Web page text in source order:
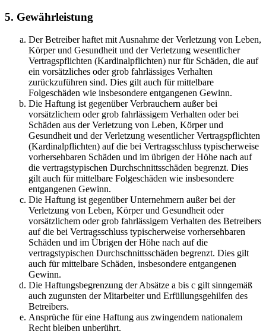
5. Gewährleistung
Der Betreiber haftet mit Ausnahme der Verletzung von Leben,
Körper und Gesundheit und der Verletzung wesentlicher
Vertragspflichten (Kardinalpflichten) nur für Schäden, die auf
ein vorsätzliches oder grob fahrlässiges Verhalten
zurückzuführen sind. Dies gilt auch für mittelbare
Folgeschäden wie insbesondere entgangenen Gewinn.
Die Haftung ist gegenüber Verbrauchern außer bei
vorsätzlichem oder grob fahrlässigem Verhalten oder bei
Schäden aus der Verletzung von Leben, Körper und
Gesundheit und der Verletzung wesentlicher Vertragspflichten
(Kardinalpflichten) auf die bei Vertragsschluss typischerweise
vorhersehbaren Schäden und im übrigen der Höhe nach auf
die vertragstypischen Durchschnittsschäden begrenzt. Dies
gilt auch für mittelbare Folgeschäden wie insbesondere
entgangenen Gewinn.
Die Haftung ist gegenüber Unternehmern außer bei der
Verletzung von Leben, Körper und Gesundheit oder
vorsätzlichem oder grob fahrlässigem Verhalten des Betreibers
auf die bei Vertragsschluss typischerweise vorhersehbaren
Schäden und im Übrigen der Höhe nach auf die
vertragstypischen Durchschnittsschäden begrenzt. Dies gilt
auch für mittelbare Schäden, insbesondere entgangenen
Gewinn.
Die Haftungsbegrenzung der Absätze a bis c gilt sinngemäß
auch zugunsten der Mitarbeiter und Erfüllungsgehilfen des
Betreibers.
Ansprüche für eine Haftung aus zwingendem nationalem
Recht bleiben unberührt.